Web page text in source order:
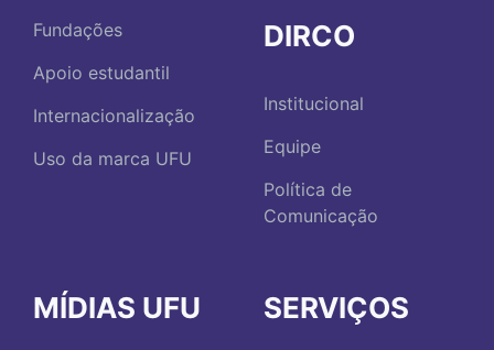
Fundações
Apoio estudantil
Internacionalização
Uso da marca UFU
DIRCO
Institucional
Equipe
Política de
Comunicação
MÍDIAS UFU SERVIÇOS